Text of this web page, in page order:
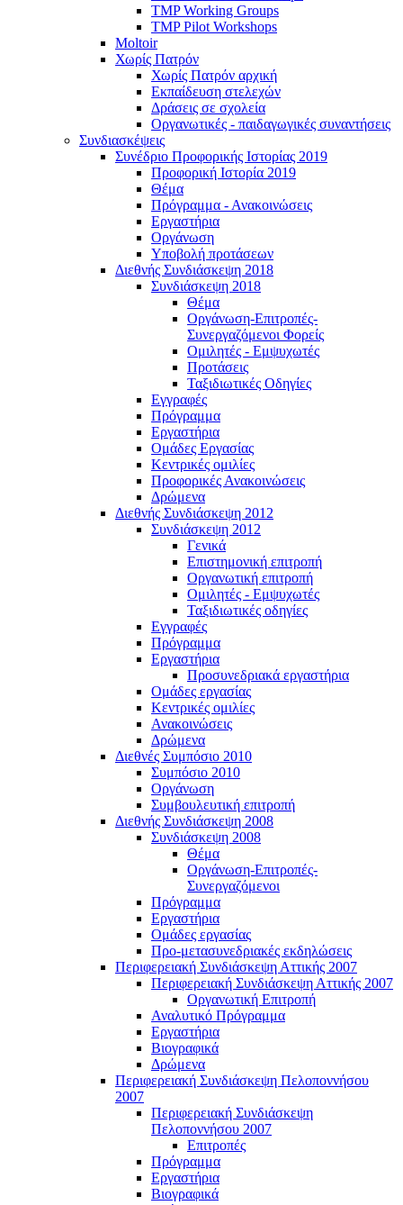
TMP Working Groups
TMP Pilot Workshops
Moltoir
Χωρίς Πατρόν
Χωρίς Πατρόν αρχική
Εκπαίδευση στελεχών
Δράσεις σε σχολεία
Οργανωτικές - παιδαγωγικές συναντήσεις
Συνδιασκέψεις
Συνέδριο Προφορικής Ιστορίας 2019
Προφορική Ιστορία 2019
Θέμα
Πρόγραμμα - Ανακοινώσεις
Εργαστήρια
Οργάνωση
Υποβολή προτάσεων
Διεθνής Συνδιάσκεψη 2018
Συνδιάσκεψη 2018
Θέμα
Οργάνωση-Επιτροπές-
Συνεργαζόμενοι Φορείς
Ομιλητές - Εμψυχωτές
Προτάσεις
Ταξιδιωτικές Οδηγίες
Εγγραφές
Πρόγραμμα
Εργαστήρια
Ομάδες Εργασίας
Κεντρικές ομιλίες
Προφορικές Ανακοινώσεις
Δρώμενα
Διεθνής Συνδιάσκεψη 2012
Συνδιάσκεψη 2012
Γενικά
Επιστημονική επιτροπή
Οργανωτική επιτροπή
Ομιλητές - Εμψυχωτές
Ταξιδιωτικές οδηγίες
Εγγραφές
Πρόγραμμα
Εργαστήρια
Προσυνεδριακά εργαστήρια
Ομάδες εργασίας
Κεντρικές ομιλίες
Ανακοινώσεις
Δρώμενα
Διεθνές Συμπόσιο 2010
Συμπόσιο 2010
Οργάνωση
Συμβουλευτική επιτροπή
Διεθνής Συνδιάσκεψη 2008
Συνδιάσκεψη 2008
Θέμα
Οργάνωση-Επιτροπές-
Συνεργαζόμενοι
Πρόγραμμα
Εργαστήρια
Ομάδες εργασίας
Προ-μετασυνεδριακές εκδηλώσεις
Περιφερειακή Συνδιάσκεψη Αττικής 2007
Περιφερειακή Συνδιάσκεψη Αττικής 2007
Οργανωτική Επιτροπή
Αναλυτικό Πρόγραμμα
Εργαστήρια
Βιογραφικά
Δρώμενα
Περιφερειακή Συνδιάσκεψη Πελοποννήσου
2007
Περιφερειακή Συνδιάσκεψη
Πελοποννήσου 2007
Επιτροπές
Πρόγραμμα
Εργαστήρια
Βιογραφικά